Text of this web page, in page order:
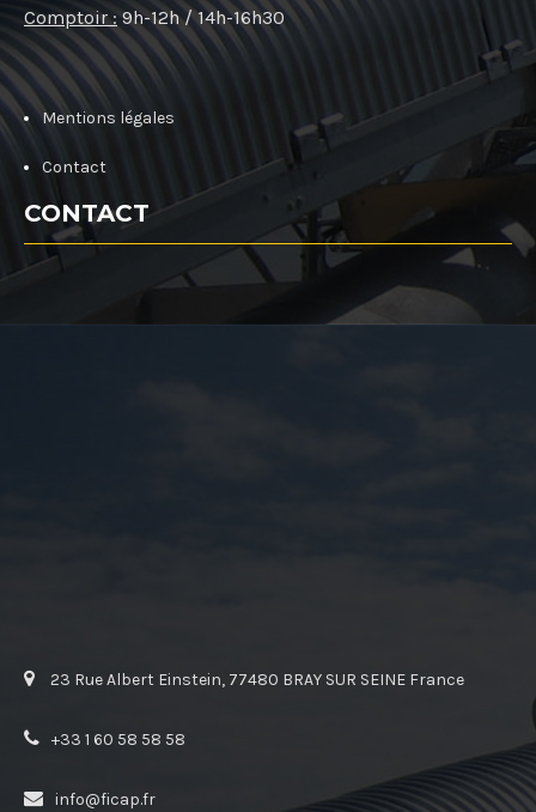
Comptoir : 9h-12h / 14h-16h30
Mentions légales
Contact
CONTACT
23 Rue Albert Einstein, 77480 BRAY SUR SEINE France
+33 1 60 58 58 58
info@ficap.fr